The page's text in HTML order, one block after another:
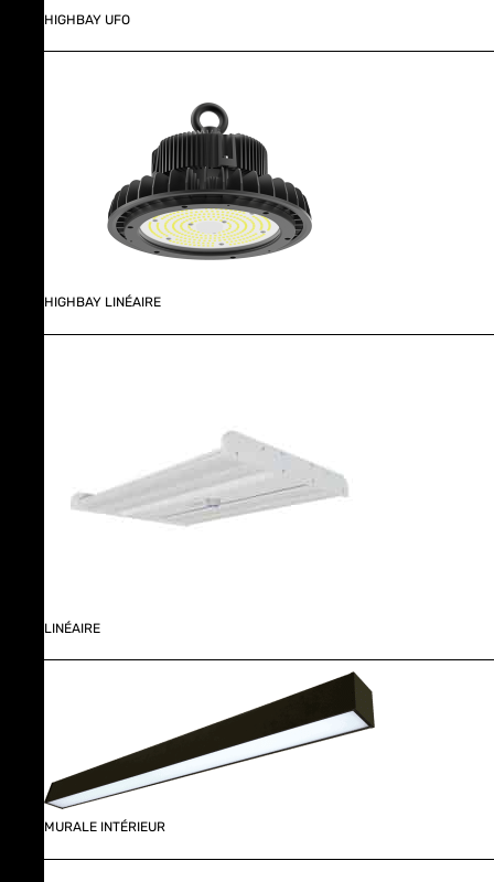
HIGHBAY UFO
HIGHBAY LINÉAIRE
LINÉAIRE
MURALE INTÉRIEUR